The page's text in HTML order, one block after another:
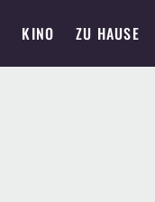
KINO ZU HAUSE